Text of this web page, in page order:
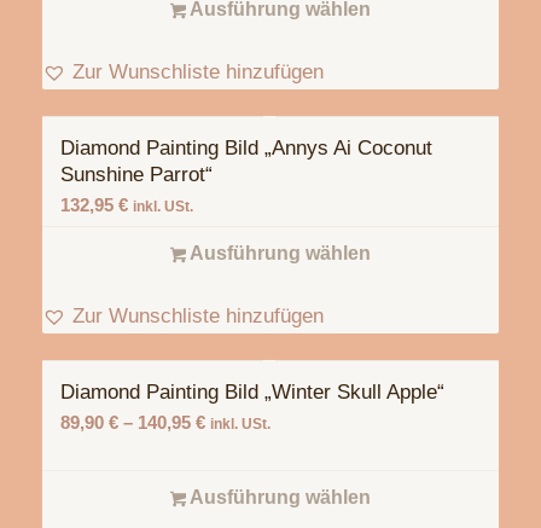
Ausführung wählen
Zur Wunschliste hinzufügen
Diamond Painting Bild „Annys Ai Coconut
Sunshine Parrot“
132,95 € inkl. USt.
Ausführung wählen
Zur Wunschliste hinzufügen
Diamond Painting Bild „Winter Skull Apple“
89,90 €– 140,95 € inkl. USt.
Ausführung wählen